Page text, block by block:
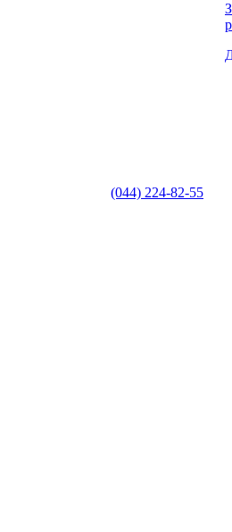
(044) 224-82-55